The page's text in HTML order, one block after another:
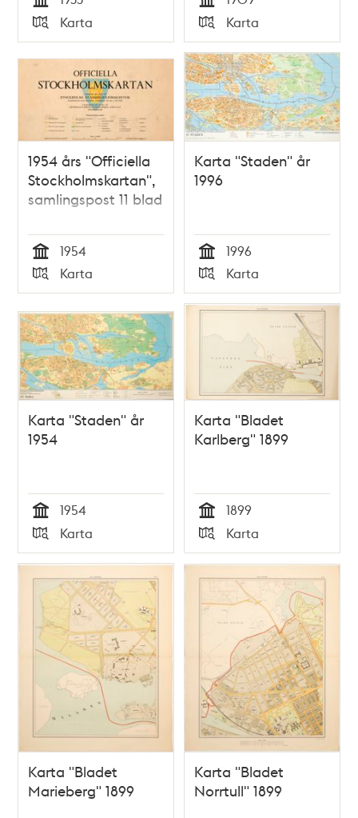
Tid
Typ
Karta Tid
Typ
Karta
1954 års "Officiella
Stockholmskartan",
samlingspost 11 blad
Tid
1954
Typ
Karta
Karta "Staden" år
1996
Tid
1996
Typ
Karta
Karta "Staden" år
1954
Tid
1954
Typ
Karta
Karta "Bladet
Karlberg" 1899
Tid
1899
Typ
Karta
Karta "Bladet
Marieberg" 1899
Karta "Bladet
Norrtull" 1899